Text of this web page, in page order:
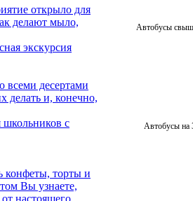
открыло для
делают мыло,
экскурсия
всеми десертами
делать и, конечно,
школьников с
конфеты, торты и
Вы узнаете,
настоящего
Автобусы
Автобусы на